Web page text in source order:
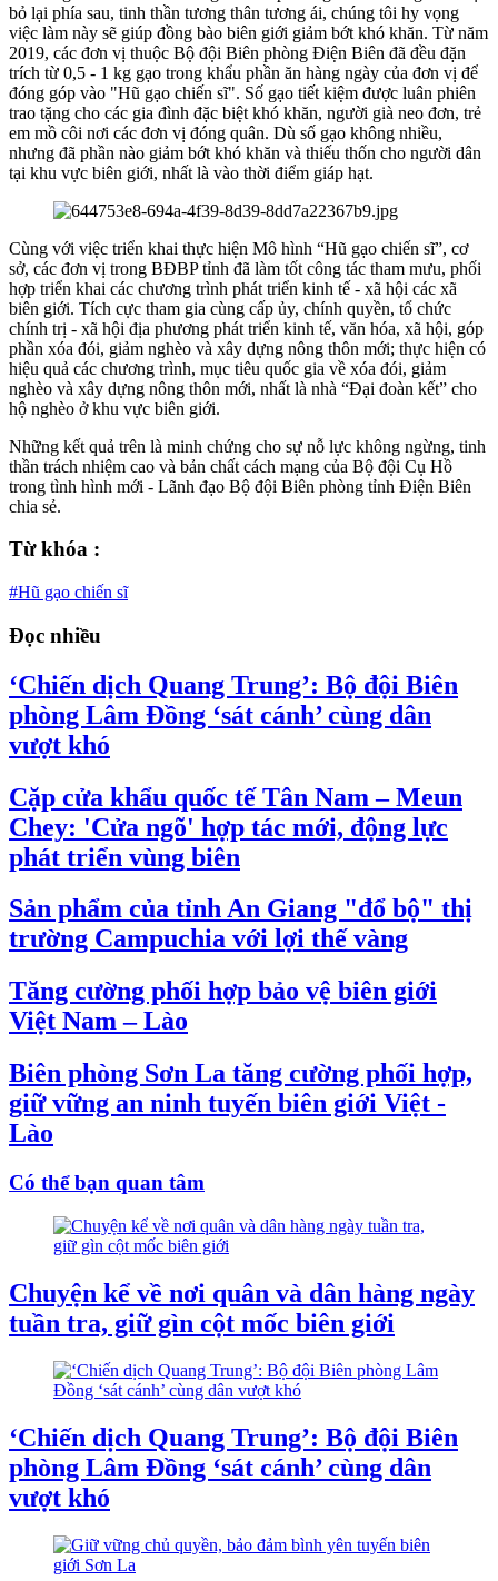
bỏ lại phía sau, tinh thần tương thân tương ái, chúng tôi hy vọng
việc làm này sẽ giúp đồng bào biên giới giảm bớt khó khăn. Từ năm
2019, các đơn vị thuộc Bộ đội Biên phòng Điện Biên đã đều đặn
trích từ 0,5 - 1 kg gạo trong khẩu phần ăn hàng ngày của đơn vị để
đóng góp vào "Hũ gạo chiến sĩ". Số gạo tiết kiệm được luân phiên
trao tặng cho các gia đình đặc biệt khó khăn, người già neo đơn, trẻ
em mồ côi nơi các đơn vị đóng quân. Dù số gạo không nhiều,
nhưng đã phần nào giảm bớt khó khăn và thiếu thốn cho người dân
tại khu vực biên giới, nhất là vào thời điểm giáp hạt.
Cùng với việc triển khai thực hiện Mô hình “Hũ gạo chiến sĩ”, cơ
sở, các đơn vị trong BĐBP tỉnh đã làm tốt công tác tham mưu, phối
hợp triển khai các chương trình phát triển kinh tế - xã hội các xã
biên giới. Tích cực tham gia cùng cấp ủy, chính quyền, tổ chức
chính trị - xã hội địa phương phát triển kinh tế, văn hóa, xã hội, góp
phần xóa đói, giảm nghèo và xây dựng nông thôn mới; thực hiện có
hiệu quả các chương trình, mục tiêu quốc gia về xóa đói, giảm
nghèo và xây dựng nông thôn mới, nhất là nhà “Đại đoàn kết” cho
hộ nghèo ở khu vực biên giới.
Những kết quả trên là minh chứng cho sự nỗ lực không ngừng, tinh
thần trách nhiệm cao và bản chất cách mạng của Bộ đội Cụ Hồ
trong tình hình mới - Lãnh đạo Bộ đội Biên phòng tỉnh Điện Biên
chia sẻ.
Từ khóa :
#Hũ gạo chiến sĩ
Đọc nhiều
‘Chiến dịch Quang Trung’: Bộ đội Biên
phòng Lâm Đồng ‘sát cánh’ cùng dân
vượt khó
Cặp cửa khẩu quốc tế Tân Nam – Meun
Chey: 'Cửa ngõ' hợp tác mới, động lực
phát triển vùng biên
Sản phẩm của tỉnh An Giang "đổ bộ" thị
trường Campuchia với lợi thế vàng
Tăng cường phối hợp bảo vệ biên giới
Việt Nam – Lào
Biên phòng Sơn La tăng cường phối hợp,
giữ vững an ninh tuyến biên giới Việt -
Lào
Có thể bạn quan tâm
Chuyện kể về nơi quân và dân hàng ngày
tuần tra, giữ gìn cột mốc biên giới
‘Chiến dịch Quang Trung’: Bộ đội Biên
phòng Lâm Đồng ‘sát cánh’ cùng dân
vượt khó